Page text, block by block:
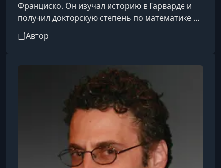
Франциско. Он изучал историю в Гарварде и
получил докторскую степень по математике в
Калифорнийском университете в Беркли в 1992
году, специализируясь на эргодической
является решение математических задач. Он
стал победителем Олимпиады США по
математике (USAMO) и был членом первой
американской команды, участвовавшей в
Международной математической олимпиаде
(IMO) в 1974
Автор